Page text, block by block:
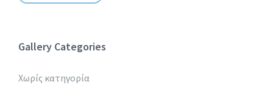
Gallery Categories
Χωρίς κατηγορία